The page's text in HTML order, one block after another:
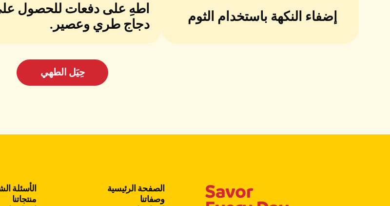
إضفاء النكهة باستخدام الثوم
اطهِ على دفعات للحصول
دجاج طري وعصير.
حِيَل الطهي
الصفحة الرئيسية
وصفاتنا
الأسئلة
منتجاتنا